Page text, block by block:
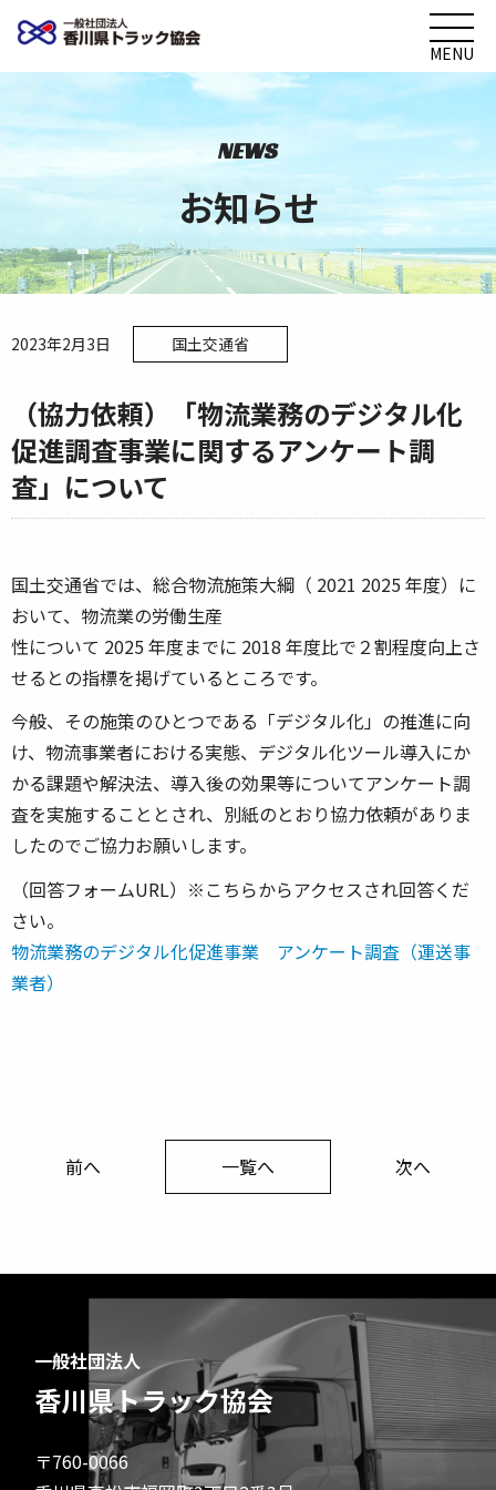
MENU
NEWS
お知らせ
2023年2月3日 国土交通省
（協力依頼）「物流業務のデジタル化
促進調査事業に関するアンケート調
査」について
国土交通省では、総合物流施策大綱（ 2021 2025 年度）に
おいて、物流業の労働生産
性について 2025 年度までに 2018 年度比で２割程度向上さ
せるとの指標を掲げているところです。
今般、その施策のひとつである「デジタル化」の推進に向
け、物流事業者における実態、デジタル化ツール導入にか
かる課題や解決法、導入後の効果等についてアンケート調
査を実施することとされ、別紙のとおり協力依頼がありま
したのでご協力お願いします。
（回答フォームURL）※こちらからアクセスされ回答くだ
さい。
物流業務のデジタル化促進事業 アンケート調査（運送事
業者）
前へ 一覧へ 次へ
一般社団法人
香川県トラック協会
〒760-0066